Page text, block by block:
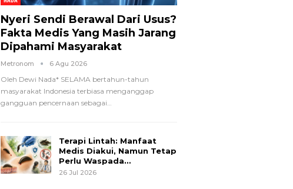
Nyeri Sendi Berawal Dari Usus?
Fakta Medis Yang Masih Jarang
Dipahami Masyarakat
Metronom 6 Agu 2026
Oleh Dewi Nada* SELAMA bertahun-tahun
masyarakat Indonesia terbiasa menganggap
gangguan pencernaan sebagai…
Terapi Lintah: Manfaat
Medis Diakui, Namun Tetap
Perlu Waspada…
26 Jul 2026